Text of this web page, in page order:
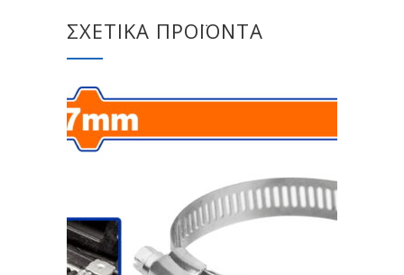
ΣΧΕΤΙΚΆ ΠΡΟΪΌΝΤΑ